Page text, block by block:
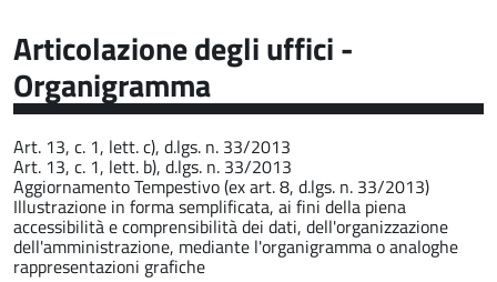
Articolazione degli uffici -
Organigramma
Art. 13, c. 1, lett. c), d.lgs. n. 33/2013
Art. 13, c. 1, lett. b), d.lgs. n. 33/2013
Aggiornamento Tempestivo (ex art. 8, d.lgs. n. 33/2013)
Illustrazione in forma semplificata, ai fini della piena
accessibilità e comprensibilità dei dati, dell'organizzazione
dell'amministrazione, mediante l'organigramma o analoghe
rappresentazioni grafiche